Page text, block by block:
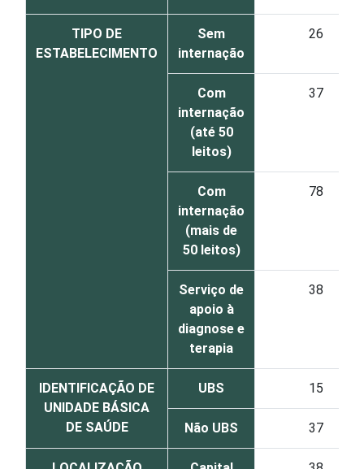
TIPO DE
ESTABELECIMENTO
Sem
internação
26
Com
internação
(até 50
leitos)
37
Com
internação
(mais de
50 leitos)
78
Serviço de
apoio à
diagnose e
terapia
38
IDENTIFICAÇÃO DE
UNIDADE BÁSICA
DE SAÚDE
UBS 15
Não UBS 37